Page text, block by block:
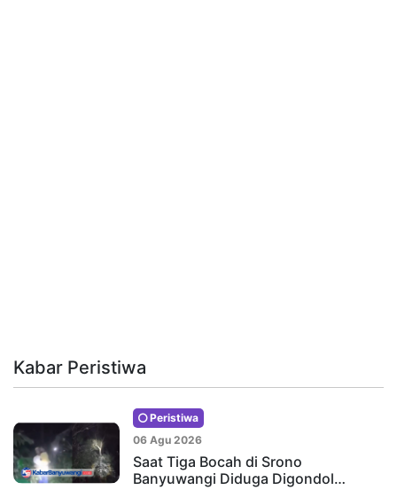
Kabar Peristiwa
Peristiwa
06 Agu 2026
Saat Tiga Bocah di Srono
Banyuwangi Diduga Digondol…